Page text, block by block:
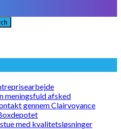
meningsfuld afsked
gennem Clairvoyance
med kvalitetsløsninger